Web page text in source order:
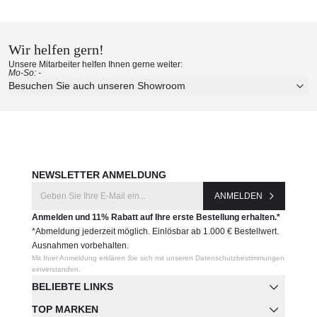
Erleben Sie unsere Stoffe und Materialien ganz in Ruhe in
Ihren eigenen vier Wänden.
Aktuelle Originalstoffe des Herstellers
Wir helfen gern!
Unsere Mitarbeiter helfen Ihnen gerne weiter:
Mo-So: -
Besuchen Sie auch unseren Showroom
BELIEBTE LINKS
TOP MARKEN
NEWSLETTER ANMELDUNG
ANMELDEN
Anmelden und 11% Rabatt auf Ihre erste Bestellung erhalten.*
*Abmeldung jederzeit möglich. Einlösbar ab 1.000 € Bestellwert.
Ausnahmen vorbehalten.
Mit Ihrer Anmeldung erklären Sie sich mit unseren Datenschutzbestimmungen
einverstanden.